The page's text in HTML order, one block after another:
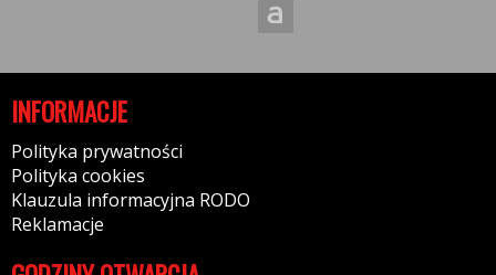
INFORMACJE
Polityka prywatności
Polityka cookies
Klauzula informacyjna RODO
Reklamacje